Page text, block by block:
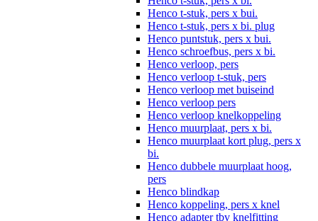
Henco t-stuk, pers x bui.
Henco t-stuk, pers x bi. plug
Henco puntstuk, pers x bui.
Henco schroefbus, pers x bi.
Henco verloop, pers
Henco verloop t-stuk, pers
Henco verloop met buiseind
Henco verloop pers
Henco verloop knelkoppeling
Henco muurplaat, pers x bi.
Henco muurplaat kort plug, pers x
bi.
Henco dubbele muurplaat hoog,
pers
Henco blindkap
Henco koppeling, pers x knel
Henco adapter tbv knelfitting